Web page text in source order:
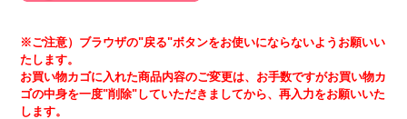
※ご注意）ブラウザの"戻る"ボタンをお使いにならないようお願いい
たします。
お買い物カゴに入れた商品内容のご変更は、お手数ですがお買い物カ
ゴの中身を一度"削除"していただきましてから、再入力をお願いいた
します。